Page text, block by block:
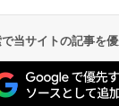
当サイトの記事を